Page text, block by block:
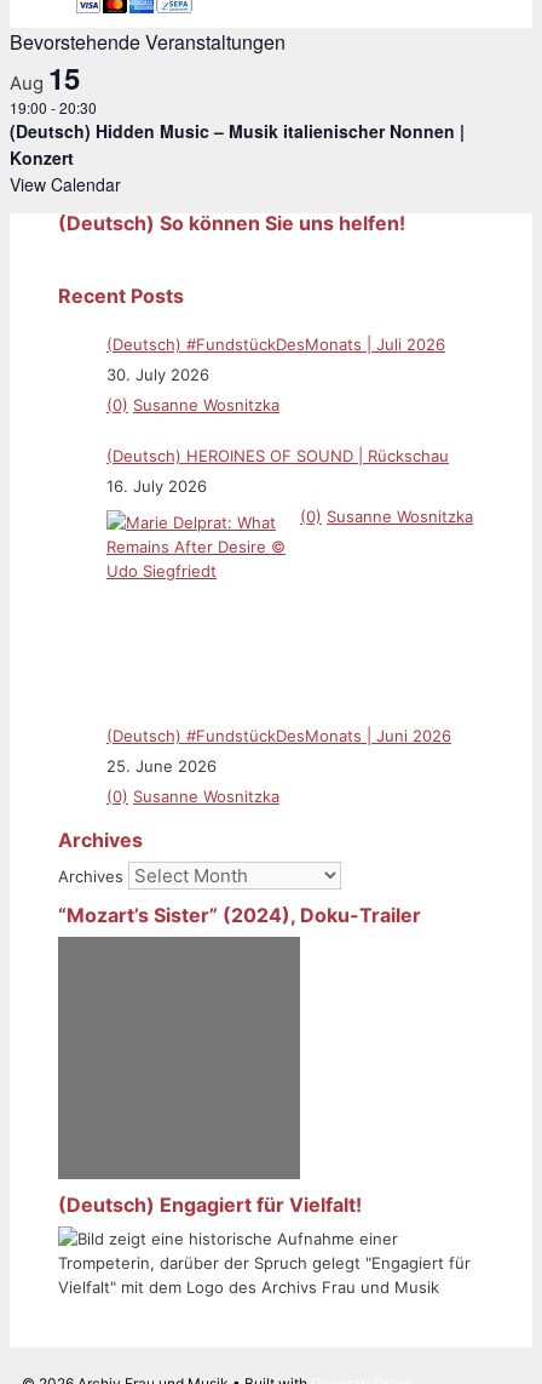
Bevorstehende Veranstaltungen
Aug 15
19:00 -20:30
(Deutsch) Hidden Music – Musik italienischer Nonnen |
Konzert
View Calendar
(Deutsch) So können Sie uns helfen!
Recent Posts
(Deutsch) #FundstückDesMonats | Juli 2026
30. July 2026
(0) Susanne Wosnitzka
(Deutsch) HEROINES OF SOUND | Rückschau
16. July 2026
(0) Susanne Wosnitzka
(Deutsch) #FundstückDesMonats | Juni 2026
25. June 2026
(0) Susanne Wosnitzka
Archives
Archives
“Mozart’s Sister” (2024), Doku-Trailer
(Deutsch) Engagiert für Vielfalt!